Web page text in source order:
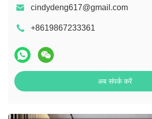
cindydeng617@gmail.com
+8619867233361
अब संपर्क करें